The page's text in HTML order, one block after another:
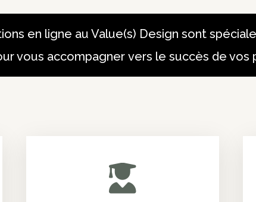
en ligne au Value(s) Design sont
vous accompagner vers le succès de vos